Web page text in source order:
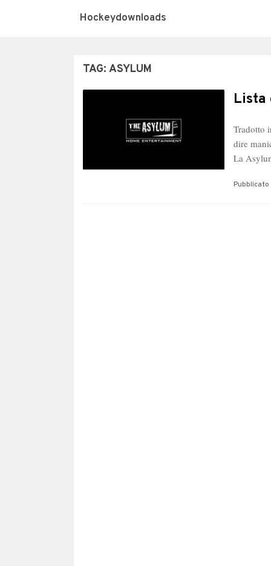
Hockeydownloads
TAG: ASYLUM
Lista
Tradotto
dire
La
Pubblicato